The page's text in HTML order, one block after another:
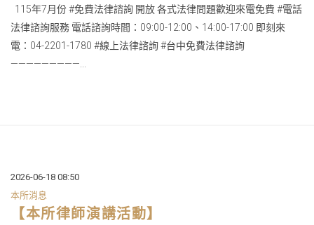
115年7月份 #免費法律諮詢 開放 各式法律問題歡迎來電免費 #電話
法律諮詢服務 電話諮詢時間：09:00-12:00、14:00-17:00 即刻來
電：04-2201-1780 #線上法律諮詢 #台中免費法律諮詢
—————————...
2026-06-18 08:50
本所消息
【本所律師演講活動】